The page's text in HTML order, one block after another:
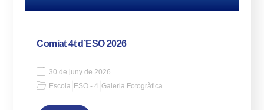
Comiat 4t d’ESO 2026
30 de juny de 2026
Escola ESO - 4 |Galeria Fotogràfica